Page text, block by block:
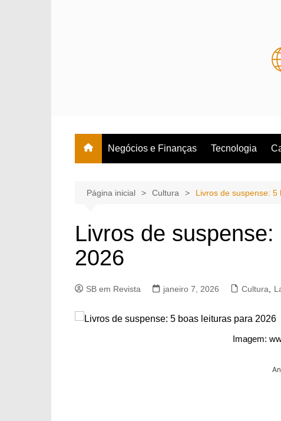
Negócios e Finanças Tecnologia
Página inicial Cultura Livros de suspense:
Livros de
2026
SB em Revista janeiro 7, 2026 Cultura
Imagem: